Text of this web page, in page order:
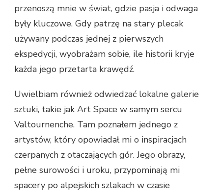
przenoszą mnie w świat, gdzie pasja i odwaga
były kluczowe. Gdy patrzę na stary plecak
używany podczas jednej z pierwszych
ekspedycji, wyobrażam sobie, ile historii kryje
każda jego przetarta krawędź.
Uwielbiam również odwiedzać lokalne galerie
sztuki, takie jak Art Space w samym sercu
Valtournenche. Tam poznałem jednego z
artystów, który opowiadał mi o inspiracjach
czerpanych z otaczających gór. Jego obrazy,
pełne surowości i uroku, przypominają mi
spacery po alpejskich szlakach w czasie